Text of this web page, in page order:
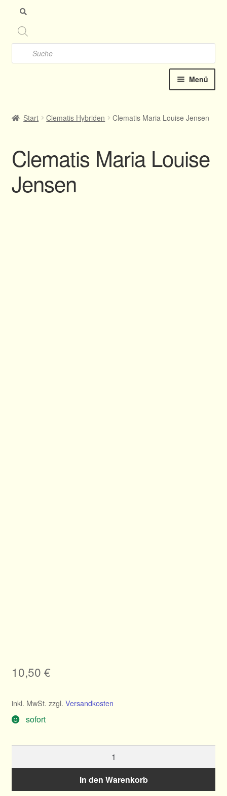
Products
search
Menü
Katalog online 2025
Kontakt
Start Clematis Hybriden Clematis Maria Louise Jensen
Clematis Maria Louise
Jensen
10,50 €
inkl. MwSt. zzgl. Versandkosten
sofort
Jensen
In den Warenkorb